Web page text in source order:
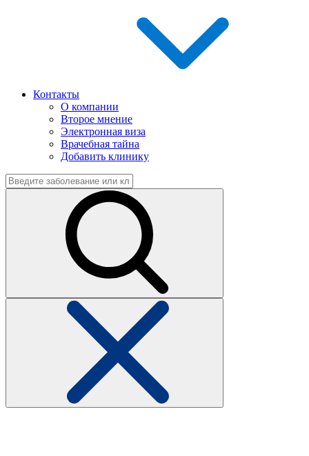
Контакты
О компании
Второе мнение
Электронная виза
Врачебная тайна
Добавить клинику